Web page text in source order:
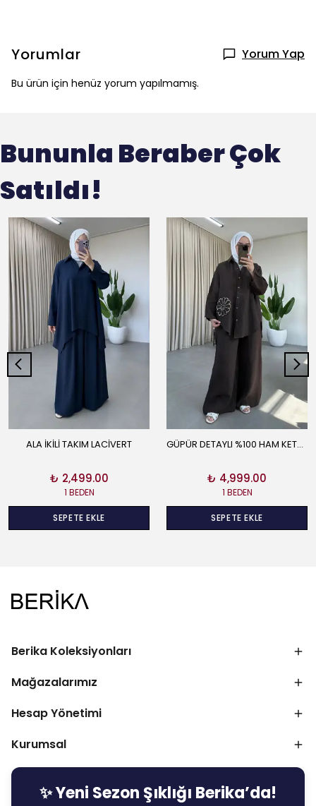
Yorumlar Yorum Yap
Bu ürün için henüz yorum yapılmamış.
Bununla Beraber Çok
Satıldı!
ALA İKİLİ TAKIM LACİVERT
₺ 2,499.00
1 BEDEN
SEPETE EKLE
GÜPÜR DETAYLI %100 HAM KETEN TAKIM KAHVE
₺ 4,999.00
1 BEDEN
SEPETE EKLE
Berika Koleksiyonları
Mağazalarımız
Hesap Yönetimi
Kurumsal
✨ Yeni Sezon Şıklığı Berika’da!